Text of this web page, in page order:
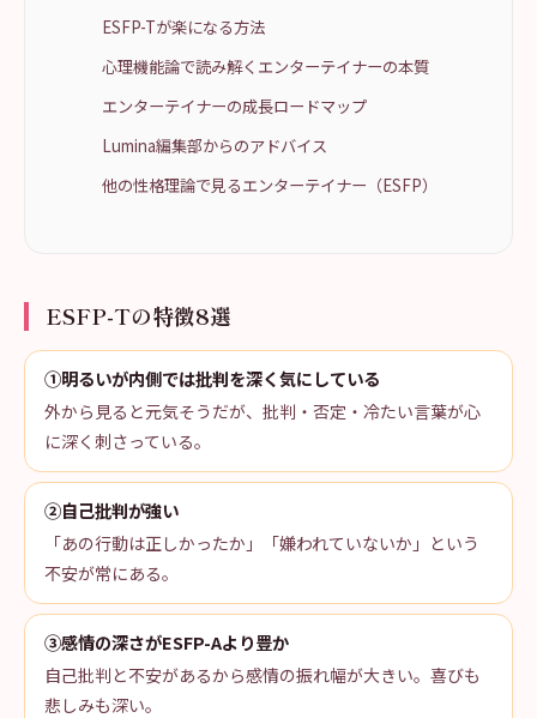
ESFP-Tが楽になる方法
心理機能論で読み解くエンターテイナーの本質
エンターテイナーの成長ロードマップ
Lumina編集部からのアドバイス
他の性格理論で見るエンターテイナー（ESFP）
ESFP-Tの特徴8選
①明るいが内側では批判を深く気にしている
外から見ると元気そうだが、批判・否定・冷たい言葉が心
に深く刺さっている。
②自己批判が強い
「あの行動は正しかったか」「嫌われていないか」という
不安が常にある。
③感情の深さがESFP-Aより豊か
自己批判と不安があるから感情の振れ幅が大きい。喜びも
悲しみも深い。